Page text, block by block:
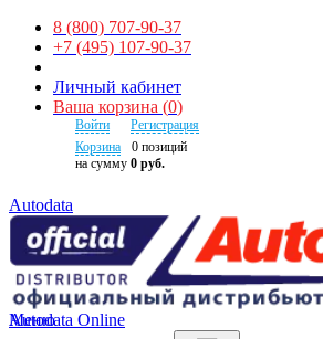
8 (800) 707-90-37
+7 (495) 107-90-37
Личный кабинет
Ваша корзина (0)
Войти
Регистрация
Корзина
0 позиций
на сумму 0 руб.
Autodata
Autodata Online
Меню